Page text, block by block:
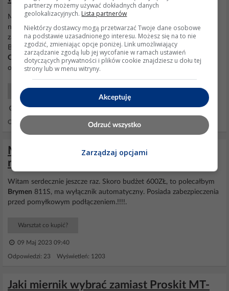
Może AN870? Pytającemu chodzi raczej o miernik profesjonalny, a
nie kolejny chiński ze stajni Zoteka. Ricoh_220 - szkoda że nie
zaznaczyłeś że chodzi o segment pro. Przedmiotowy Brymen
BM857s to niestety i tak Taiwan R.O.C. , czyli w zasadzie Chiny.
Opinie na forum EEv takie raczej średnie W tej sytuacji propozycje
ograniczył bym do Fluke, lub w ostateczności...
Warsztat co kupić?
20 Gru 2024 18:40
Odpowiedzi: 22 Wyświetleń: 1599
Miernik z automatycznym wyłącznikiem -
rekomendacje i opinie dla początkujących
Witam serdecznie jeszcze raz. Skoro budżet 600ZŁ, to polecałbym
Brymen 811S, ma wyłącznik automatyczny. Posiada zabezpieczenia
przed pomyłkowym podłączeniem.!!!!.
Warsztat co kupić?
09 Maj 2023 09:40
Odpowiedzi: 23 Wyświetleń: 1203
Jaki miernik wybrać zamiast Proskit MT-
partnerzy możemy używać dokładnych danych
geolokalizacyjnych. Lista partnerów
Niektórzy dostawcy mogą przetwarzać Twoje dane osobowe
na podstawie uzasadnionego interesu. Możesz się na to nie
zgodzić, zmieniając opcje poniżej. Link umożliwiający
zarządzanie zgodą lub jej wycofanie w ramach ustawień
dotyczących prywatności i plików cookie znajdziesz u dołu tej
strony lub w menu witryny.
Akceptuję
Odrzuć wszystko
Zarządzaj opcjami